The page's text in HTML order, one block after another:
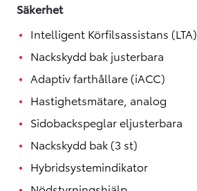
Säkerhet
Intelligent Körfilsassistans (LTA)
Nackskydd bak justerbara
Adaptiv farthållare (iACC)
Hastighetsmätare, analog
Sidobackspeglar eljusterbara
Nackskydd bak (3 st)
Hybridsystemindikator